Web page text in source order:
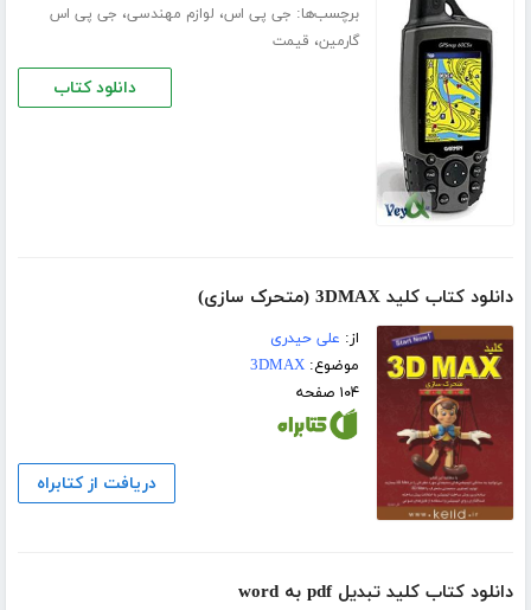
برچسب‌ها: جی پی اس، لوازم مهندسی، جی پی اس
گارمین، قیمت
دانلود کتاب
دانلود کتاب کلید 3DMAX (متحرک سازی)
از: علی حیدری
موضوع:3DMAX
۱۰۴ صفحه
دریافت از کتابراه
دانلود کتاب کلید تبدیل pdf به word